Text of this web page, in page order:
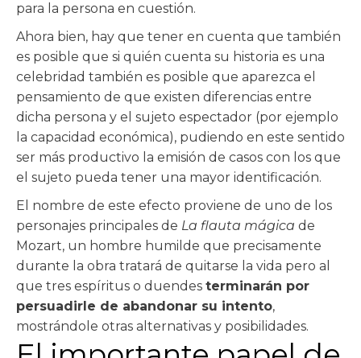
para la persona en cuestión.
Ahora bien, hay que tener en cuenta que también
es posible que si quién cuenta su historia es una
celebridad también es posible que aparezca el
pensamiento de que existen diferencias entre
dicha persona y el sujeto espectador (por ejemplo
la capacidad económica), pudiendo en este sentido
ser más productivo la emisión de casos con los que
el sujeto pueda tener una mayor identificación.
El nombre de este efecto proviene de uno de los
personajes principales de La flauta mágica de
Mozart, un hombre humilde que precisamente
durante la obra tratará de quitarse la vida pero al
que tres espíritus o duendes terminarán por
persuadirle de abandonar su intento,
mostrándole otras alternativas y posibilidades.